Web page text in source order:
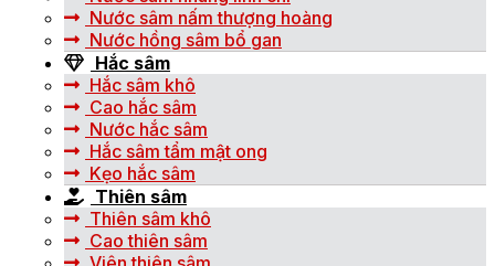
Nước sâm nấm thượng hoàng
Nước hồng sâm bổ gan
Hắc sâm
Hắc sâm khô
Cao hắc sâm
Nước hắc sâm
Hắc sâm tẩm mật ong
Kẹo hắc sâm
Thiên sâm
Thiên sâm khô
Cao thiên sâm